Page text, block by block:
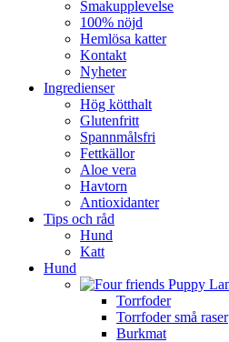
Smakupplevelse
100% nöjd
Hemlösa katter
Kontakt
Nyheter
Ingredienser
Hög kötthalt
Glutenfritt
Spannmålsfri
Fettkällor
Aloe vera
Havtorn
Antioxidanter
Tips och råd
Hund
Katt
Hund
Torrfoder
Torrfoder små raser
Burkmat